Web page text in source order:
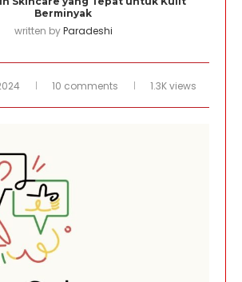
Berminyak
written byParadeshi
10 comments 1.3K views